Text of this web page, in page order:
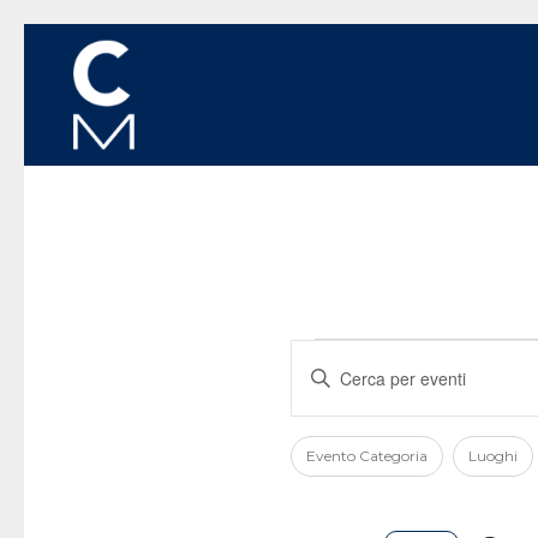
Eventi
Eventi
Ricerca
e
viste
Navigazione
Inserisci
Parola
Chiave.
Cerca
Eventi
Filtri
La
Evento Categoria Luoghi